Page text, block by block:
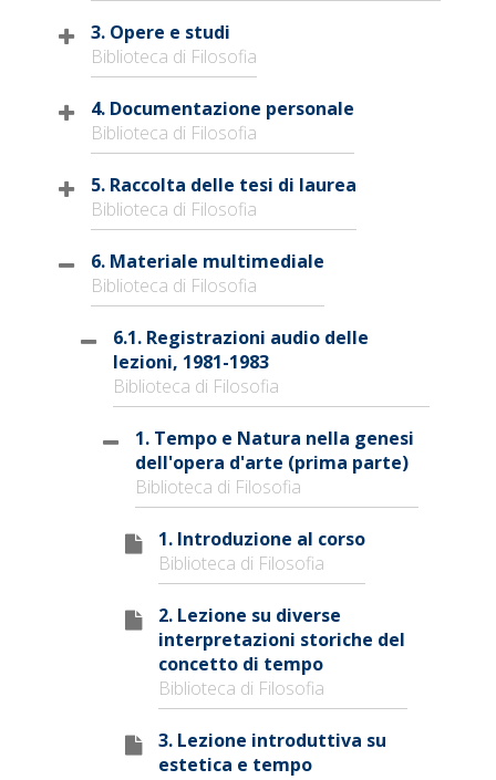
3. Opere e studi
Biblioteca di Filosofia
4. Documentazione personale
Biblioteca di Filosofia
5. Raccolta delle tesi di laurea
Biblioteca di Filosofia
6. Materiale multimediale
Biblioteca di Filosofia
6.1. Registrazioni audio delle
lezioni, 1981-1983
Biblioteca di Filosofia
1. Tempo e Natura nella genesi
dell'opera d'arte (prima parte)
Biblioteca di Filosofia
1. Introduzione al corso
Biblioteca di Filosofia
2. Lezione su diverse
interpretazioni storiche del
concetto di tempo
Biblioteca di Filosofia
3. Lezione introduttiva su
estetica e tempo